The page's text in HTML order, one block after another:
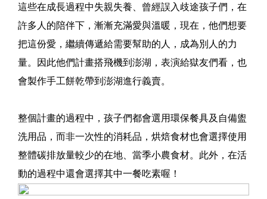
這些在成長過程中失親失養、曾經誤入歧途孩子們，在
許多人的陪伴下，漸漸充滿愛與溫暖，現在，他們想要
把這份愛，繼續傳遞給需要幫助的人，成為別人的力
量。因此他們計畫搭飛機到澎湖，表演給獄友們看，也
會製作手工餅乾帶到澎湖進行義賣。
整個計畫的過程中，孩子們都會選用環保餐具及自備盥
洗用品，而非一次性的消耗品，烘焙食材也會選擇使用
整體碳排放量較少的在地、當季小農食材。此外，在活
動的過程中還會選擇其中一餐吃素喔！